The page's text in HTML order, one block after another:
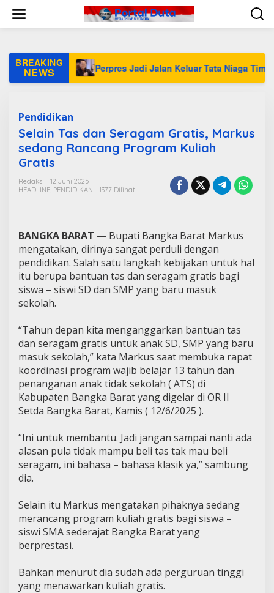
w
BREAKING
NEWS Perpres Jadi Jalan Keluar Tata Niaga Timah
Pendidikan
Selain Tas dan Seragam Gratis, Markus
sedang Rancang Program Kuliah
Gratis
Redaksi
12 Juni 2025
HEADLINE, PENDIDIKAN 1377 Dilihat
BANGKA BARAT — Bupati Bangka Barat Markus
mengatakan, dirinya sangat perduli dengan
pendidikan. Salah satu langkah kebijakan untuk hal
itu berupa bantuan tas dan seragam gratis bagi
siswa – siswi SD dan SMP yang baru masuk
sekolah.
“Tahun depan kita menganggarkan bantuan tas
dan seragam gratis untuk anak SD, SMP yang baru
masuk sekolah,” kata Markus saat membuka rapat
koordinasi program wajib belajar 13 tahun dan
penanganan anak tidak sekolah ( ATS) di
Kabupaten Bangka Barat yang digelar di OR II
Setda Bangka Barat, Kamis ( 12/6/2025 ).
“Ini untuk membantu. Jadi jangan sampai nanti ada
alasan pula tidak mampu beli tas tak mau beli
seragam, ini bahasa – bahasa klasik ya,” sambung
dia.
Selain itu Markus mengatakan pihaknya sedang
merancang program kuliah gratis bagi siswa –
siswi SMA sederajat Bangka Barat yang
berprestasi.
Bahkan menurut dia sudah ada perguruan tinggi
yang menawarkan kuliah gratis.